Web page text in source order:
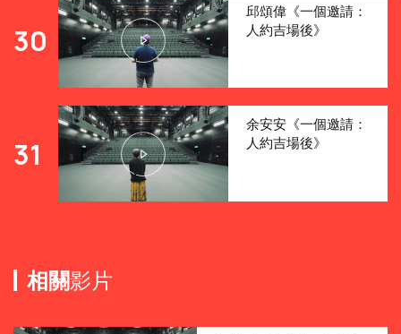
30
邱頌偉《一個邀請：
人約吉場後》
31
余安安《一個邀請：
人約吉場後》
相關影片